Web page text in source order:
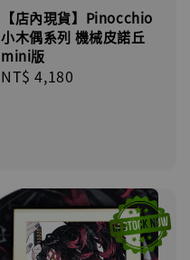
【店內現貨】Pinocchio
小木偶系列 機械皮諾丘
mini版
Regular
NT$ 4,180